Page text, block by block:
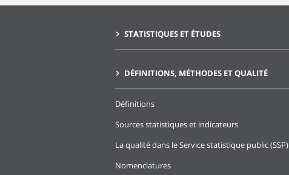
STATISTIQUES ET ÉTUDES
DÉFINITIONS, MÉTHODES ET QUALITÉ
Définitions
Sources statistiques et indicateurs
La qualité dans le Service statistique public (SSP)
Nomenclatures